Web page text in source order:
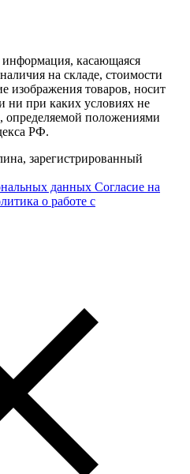
информация, касающаяся
на складе, стоимости
изображения товаров, носит
ни при каких условиях не
определяемой положениями
РФ.
зарегистрированный
данных Согласие на
о работе с